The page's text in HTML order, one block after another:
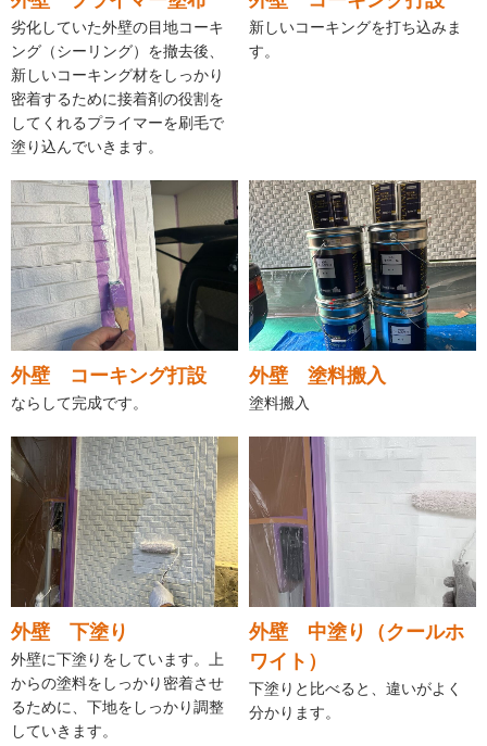
劣化していた外壁の目地コーキ
ング（シーリング）を撤去後、
新しいコーキング材をしっかり
密着するために接着剤の役割を
してくれるプライマーを刷毛で
塗り込んでいきます。
新しいコーキングを打ち込みま
す。
外壁 コーキング打設
ならして完成です。
外壁 塗料搬入
塗料搬入
外壁 下塗り
外壁に下塗りをしています。上
からの塗料をしっかり密着させ
るために、下地をしっかり調整
していきます。
外壁 中塗り（クールホ
ワイト）
下塗りと比べると、違いがよく
分かります。